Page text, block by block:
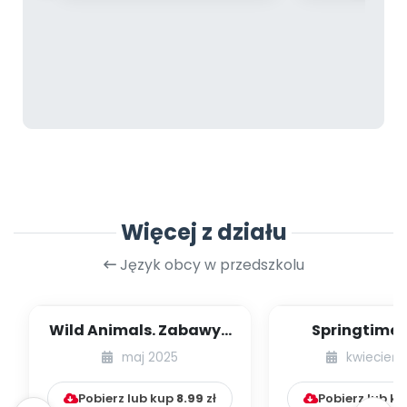
Więcej z działu
Język obcy w przedszkolu
Wild Animals. Zabawy z
językiem angielskim na
czerwiec...
maj 2025
Pobierz lub kup 8.99 zł
Springtime
Zabawy z
angielskim
kwiecień
Pobierz lub